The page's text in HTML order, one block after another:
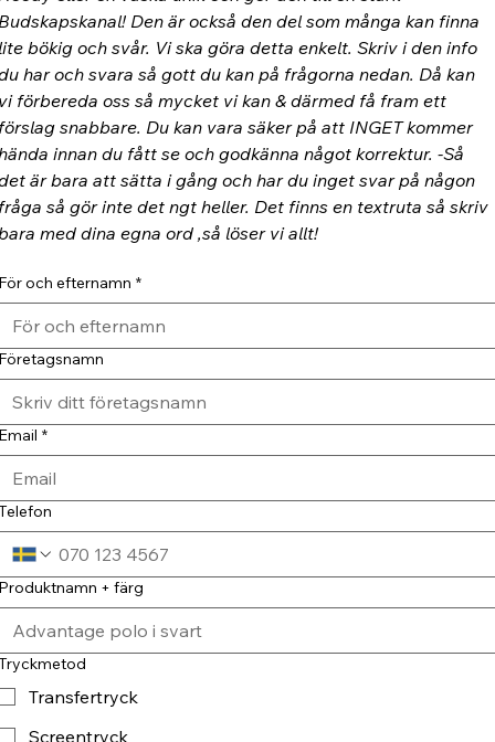
Den är också den del som många kan finna
bökig och svår. Vi ska göra detta enkelt. Skriv i den info
har och svara så gott du kan på frågorna nedan. Då kan
förbereda oss så mycket vi kan & därmed få fram ett
snabbare. Du kan vara säker på att INGET kommer
innan du fått se och godkänna något korrektur. -Så
är bara att sätta i gång och har du inget svar på någon
så gör inte det ngt heller. Det finns en textruta så skriv
med dina egna ord ,så löser vi allt!
och efternamn *
*
+ färg
Transfertryck
Screentryck